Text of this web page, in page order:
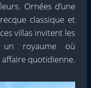
Ornées d’une
classique et
villas invitent les
un royaume où
affaire quotidienne.